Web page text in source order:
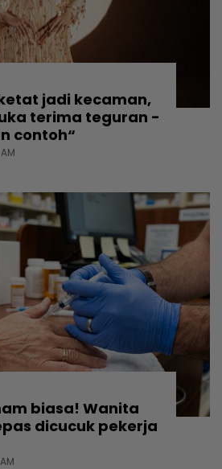
jadi kecaman,
terima teguran -
contoh“
biasa! Wanita
dicucuk pekerja